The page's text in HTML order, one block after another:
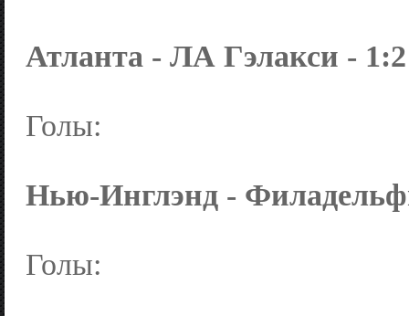
Атланта - ЛА Гэлакси -
Голы:
Нью-Инглэнд -
Голы: